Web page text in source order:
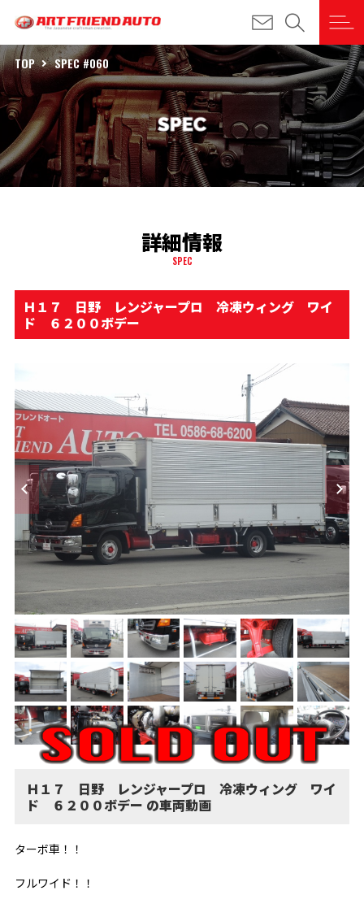
TOP SPEC #060
詳細情報
SPEC
Ｈ１７ 日野 レンジャープロ 冷凍ウィング ワイ
ド ６２００ボデー
Ｈ１７ 日野 レンジャープロ 冷凍ウィング ワイ
ド ６２００ボデー の車両動画
ターボ車！！
フルワイド！！